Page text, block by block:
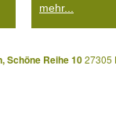
mehr...
Schöne Reihe 1027305